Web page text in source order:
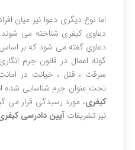
اما نوع دیگری دعوا نیز میان
دعاوی کیفری شناخته می
دعاوی گفته می شود که بر
گونه اعمال در قانون جرم
سرقت ، قتل ، خیانت در
تحت عنوان جرم شناسایی شده
کیفری، مورد رسیدگی قرار می
نیز تشریفات آیین دادرسی